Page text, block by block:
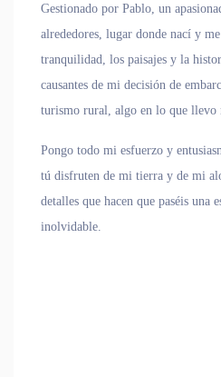
Gestionado por Pablo, un
alrededores, lugar donde nací y
tranquilidad, los paisajes y la
causantes de mi decisión de
turismo rural, algo en lo que llevo
Pongo todo mi esfuerzo y
tú disfruten de mi tierra y de mi
detalles que hacen que paséis una
inolvidable.